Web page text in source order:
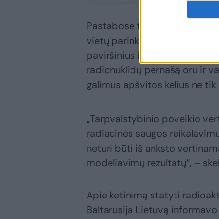
Pastabose taip pat
vietų parinkimo kriterijus,
paviršinius ir požeminius
radionuklidų pernašą oru ir
galimus apšvitos kelius ne
„Tarpvalstybinio poveikio
radiacinės saugos
neturi būti iš anksto
modeliavimų rezultatų“, –
Apie ketinimą statyti
Baltarusija Lietuvą